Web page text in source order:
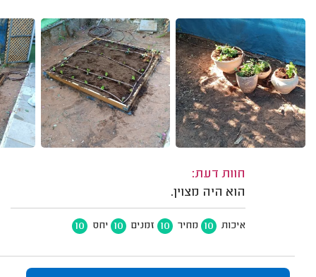
חוות דעת:
הוא היה מצוין.
איכות 10 מחיר 10 זמנים 10 יחס 10